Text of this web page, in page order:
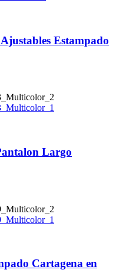
Estampado
Largo
Cartagena en